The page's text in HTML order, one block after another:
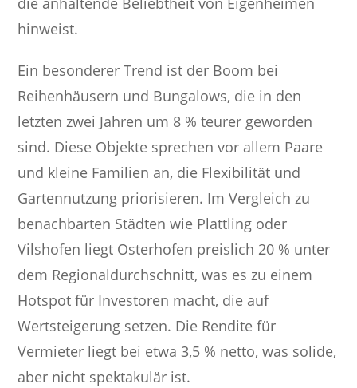
hinweist.
Ein besonderer Trend ist der Boom bei
Reihenhäusern und Bungalows, die in den
letzten zwei Jahren um 8 % teurer geworden
sind. Diese Objekte sprechen vor allem Paare
und kleine Familien an, die Flexibilität und
Gartennutzung priorisieren. Im Vergleich zu
benachbarten Städten wie Plattling oder
Vilshofen liegt Osterhofen preislich 20 % unter
dem Regionaldurchschnitt, was es zu einem
Hotspot für Investoren macht, die auf
Wertsteigerung setzen. Die Rendite für
Vermieter liegt bei etwa 3,5 % netto, was solide,
aber nicht spektakulär ist.